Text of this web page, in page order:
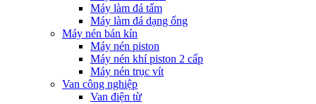
Máy làm đá tấm
Máy làm đá dạng ống
Máy nén bán kín
Máy nén piston
Máy nén khí piston 2 cấp
Máy nén trục vít
Van công nghiệp
Van điện từ